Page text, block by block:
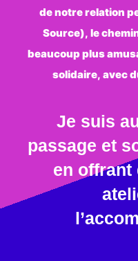
de notre relation
Source), le
beaucoup plus
solidaire, avec
Je suis
passage et
en offrant